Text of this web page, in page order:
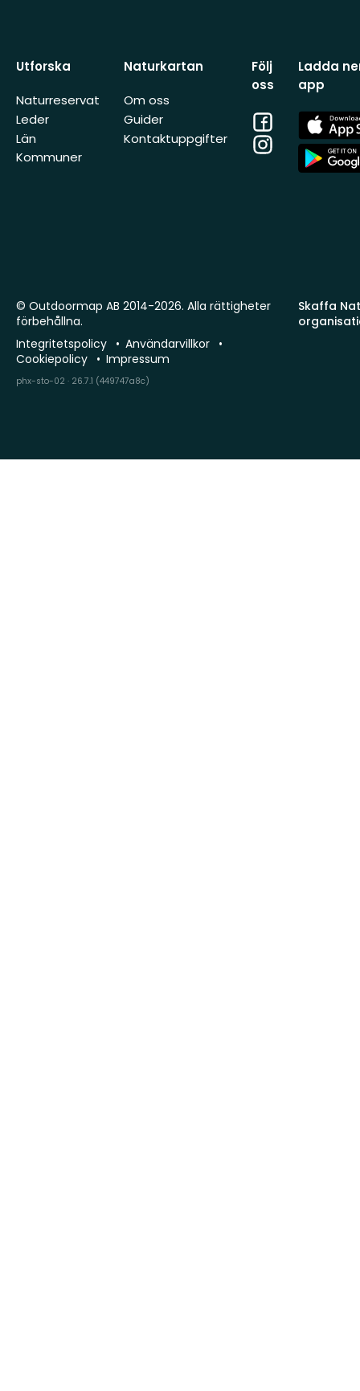
Utforska
Naturreservat
Leder
Län
Kommuner
Naturkartan
Om oss
Guider
Kontaktuppgifter
Följ
oss
Facebook
Instagram
Ladda
app
App
Store
App
Store
Skaffa
© Outdoormap AB 2014-2026. Alla rättigheter
förbehållna.
Integritetspolicy
Användarvillkor
Cookiepolicy
Impressum
phx-sto-02 · 26.7.1 (449747a8c)